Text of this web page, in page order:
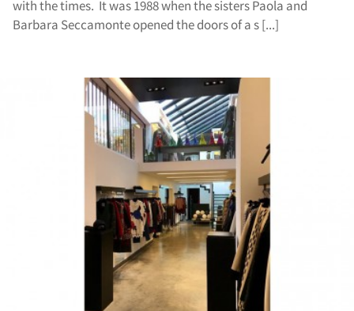
with the times. It was 1988 when the sisters Paola and
Barbara Seccamonte opened the doors of a s [...]